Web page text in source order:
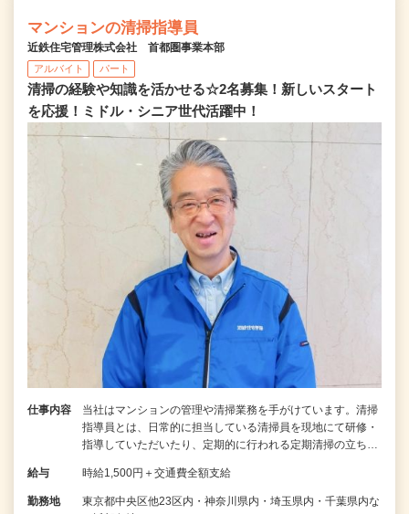
マンションの清掃指導員
近鉄住宅管理株式会社 首都圏事業本部
アルバイト パート
清掃の経験や知識を活かせる☆2名募集！新しいスタート
を応援！ミドル・シニア世代活躍中！
仕事内容
当社はマンションの管理や清掃業務を手がけています。清掃
指導員とは、日常的に担当している清掃員を現地にて研修・
指導していただいたり、定期的に行われる定期清掃の立ち…
給与 時給1,500円＋交通費全額支給
勤務地
東京都中央区他23区内・神奈川県内・埼玉県内・千葉県内な